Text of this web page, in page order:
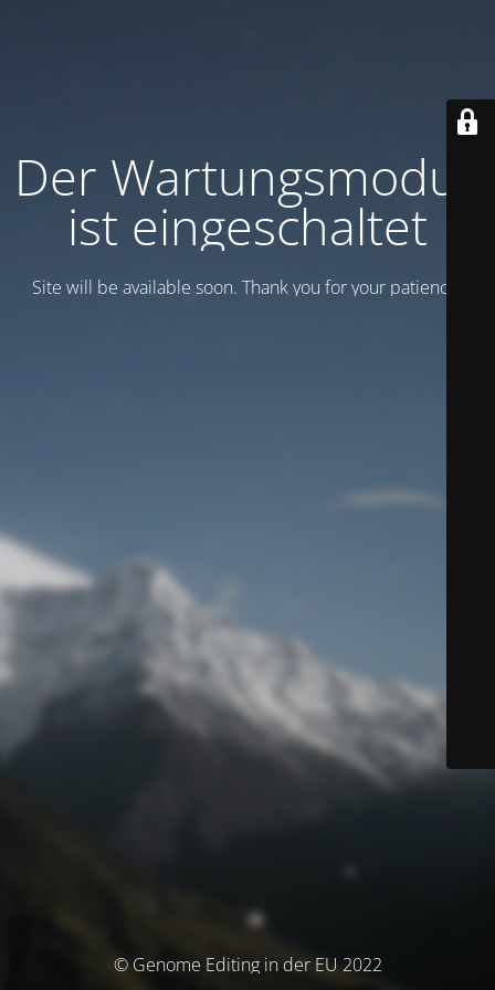
Der Wartungsmodus
ist eingeschaltet
Site will be available soon. Thank you for your patience!
© Genome Editing in der EU 2022